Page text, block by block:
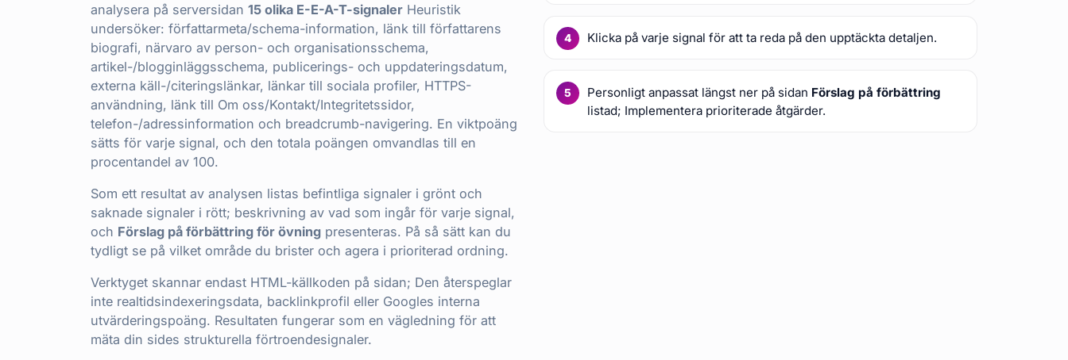
analysera på serversidan 15 olika E-E-A-T-signaler Heuristik
undersöker: författarmeta/schema-information, länk till författarens
biografi, närvaro av person- och organisationsschema,
artikel-/blogginläggsschema, publicerings- och uppdateringsdatum,
externa käll-/citeringslänkar, länkar till sociala profiler, HTTPS-
användning, länk till Om oss/Kontakt/Integritetssidor,
telefon-/adressinformation och breadcrumb-navigering. En viktpoäng
sätts för varje signal, och den totala poängen omvandlas till en
procentandel av 100.
Som ett resultat av analysen listas befintliga signaler i grönt och
saknade signaler i rött; beskrivning av vad som ingår för varje signal,
och Förslag på förbättring för övning presenteras. På så sätt kan du
tydligt se på vilket område du brister och agera i prioriterad ordning.
Verktyget skannar endast HTML-källkoden på sidan; Den återspeglar
inte realtidsindexeringsdata, backlinkprofil eller Googles interna
utvärderingspoäng. Resultaten fungerar som en vägledning för att
mäta din sides strukturella förtroendesignaler.
Klicka på varje signal för att ta reda på den upptäckta detaljen.
Personligt anpassat längst ner på sidan Förslag på förbättring
listad; Implementera prioriterade åtgärder.